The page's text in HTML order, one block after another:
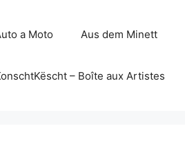
a Moto Aus dem Minett
– Boîte aux Artistes